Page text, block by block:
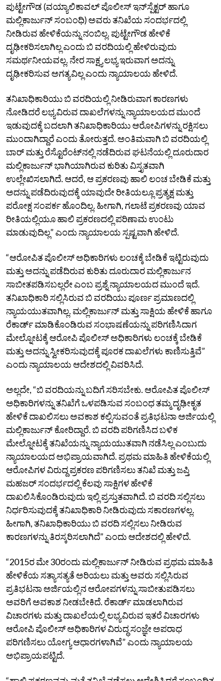
ಪುಟ್ಟೇಗೌಡ (ವಯ್ಯಾಲಿಕಾವಲ್‌ ಪೊಲೀಸ್‌ ಇನ್‌ಸ್ಪೆಕ್ಟರ್‌ ಹಾಗೂ
ಮಲ್ಲಿಕಾರ್ಜುನ್‌ ಸಂಬಂಧಿ) ಅವರು ತನಿಖೆಯ ಸಂದರ್ಭದಲ್ಲಿ
ನೀಡಿರುವ ಹೇಳಿಕೆಯನ್ನು ನಂಬಿಲ್ಲ. ಪುಟ್ಟೇಗೌಡ ಹೇಳಿಕೆ
ದೃಢೀಕರಿಸಲಾಗಿಲ್ಲ ಎಂದು ಬಿ ವರದಿಯಲ್ಲಿ ಹೇಳಿರುವುದು
ಸಮರ್ಥನೀಯವಲ್ಲ. ನೇರ ಸಾಕ್ಷ್ಯ ಲಭ್ಯ ಇರುವಾಗ ಅದನ್ನು
ದೃಢೀಕರಿಸುವ ಅಗತ್ಯವಿಲ್ಲ ಎಂದು ನ್ಯಾಯಾಲಯ ಹೇಳಿದೆ.
ತನಿಖಾಧಿಕಾರಿಯು ಬಿ ವರದಿಯಲ್ಲಿ ನೀಡಿರುವಾಗ ಕಾರಣಗಳು
ನೋಡಿದರೆ ಲಭ್ಯವಿರುವ ದಾಖಲೆಗಳನ್ನು ನ್ಯಾಯಾಲಯದ ಮುಂದೆ
ಇಡುವುದಕ್ಕೆ ಬದಲಾಗಿ ತನಿಖಾಧಿಕಾರಿಯು ಆರೋಪಿಗಳನ್ನು ರಕ್ಷಿಸಲು
ಮುಂದಾಗಿದ್ದಾರೆ ಎಂದು ತೋರುತ್ತದೆ. ಅಂತಿಮವಾಗಿ ಬಿ ವರದಿಯಲ್ಲಿ
ಬಾರ್‌ ಮತ್ತು ರೆಸ್ಟೊರೆಂಟ್‌ನಲ್ಲಿ ನಡೆದಿರುವ ಘಟನೆಯಲ್ಲಿ ದೂರುದಾರ
ಮಲ್ಲಿಕಾರ್ಜುನ್‌ ಭಾಗಿಯಾಗಿರುವ ಕುರಿತು ವಿಸ್ತೃತವಾಗಿ
ಉಲ್ಲೇಖಿಸಲಾಗಿದೆ. ಆದರೆ, ಆ ಪ್ರಕರಣವು ಹಾಲಿ ಲಂಚ ಬೇಡಿಕೆ ಮತ್ತು
ಅದನ್ನು ಪಡೆದಿರುವುದಕ್ಕೆ ಯಾವುದೇ ರೀತಿಯಲ್ಲೂ ಪ್ರತ್ಯಕ್ಷ ಮತ್ತು
ಪರೋಕ್ಷ ಸಂಪರ್ಕ ಹೊಂದಿಲ್ಲ. ಹೀಗಾಗಿ, ಗಲಾಟೆ ಪ್ರಕರಣವು ಯಾವ
ರೀತಿಯಲ್ಲಿಯೂ ಹಾಲಿ ಪ್ರಕರಣದಲ್ಲಿ ಪರಿಣಾಮ ಉಂಟು
ಮಾಡುವುದಿಲ್ಲ” ಎಂದು ನ್ಯಾಯಾಲಯ ಸ್ಪಷ್ಟವಾಗಿ ಹೇಳಿದೆ.
“ಆರೋಪಿತ ಪೊಲೀಸ್‌ ಅಧಿಕಾರಿಗಳು ಲಂಚಕ್ಕೆ ಬೇಡಿಕೆ ಇಟ್ಟಿರುವುದು
ಮತ್ತು ಅದನ್ನು ಪಡೆದಿರುವ ಕುರಿತು ದೂರುದಾರ ಮಲ್ಲಿಕಾರ್ಜುನ
ಸಾಬೀತಪಡಿಸಬಲ್ಲರೇ ಎಂಬ ಪ್ರಶ್ನೆ ನ್ಯಾಯಾಲಯದ ಮುಂದೆ ಇದೆ.
ತನಿಖಾಧಿಕಾರಿ ಸಲ್ಲಿಸಿರುವ ಬಿ ವರದಿಯು ಪೂರ್ಣ ಪ್ರಮಾಣದಲ್ಲಿ
ನ್ಯಾಯಯುತವಾಗಿಲ್ಲ. ಮಲ್ಲಿಕಾರ್ಜುನ್‌ ಮತ್ತು ಸಾಕ್ಷಿಯ ಹೇಳಿಕೆ ಹಾಗೂ
ರೆಕಾರ್ಡ್‌ ಮಾಡಿಕೊಂಡಿರುವ ಸಂಭಾಷಣೆಯನ್ನು ಪರಿಗಣಿಸಿದಾಗ
ಮೇಲ್ನೋಟಕ್ಕೆ ಆರೋಪಿ ಪೊಲೀಸ್‌ ಅಧಿಕಾರಿಗಳು ಲಂಚಕ್ಕೆ ಬೇಡಿಕೆ
ಮತ್ತು ಅದನ್ನು ಸ್ವೀಕರಿಸುವುದಕ್ಕೆ ಪೂರಕ ದಾಖಲೆಗಳು ಕಾಣಿಸುತ್ತಿವೆ”
ಎಂದು ನ್ಯಾಯಾಲಯ ಆದೇಶದಲ್ಲಿ ವಿವರಿಸಿದೆ.
ಅಲ್ಲದೇ, “ಬಿ ವರದಿಯನ್ನು ಬದಿಗೆ ಸರಿಸಬೇಕು. ಆರೋಪಿತ ಪೊಲೀಸ್‌
ಅಧಿಕಾರಿಗಳನ್ನು ತನಿಖೆಗೆ ಒಳಪಡಿಸುವ ಸಂಬಂಧ ತಮ್ಮ ದೃಢೀಕೃತ
ಹೇಳಿಕೆ ದಾಖಲಿಸಲು ಅವಕಾಶ ಕಲ್ಪಿಸುವಂತೆ ಪ್ರತಿಭಟನಾ ಅರ್ಜಿಯಲ್ಲಿ
ಮಲ್ಲಿಕಾರ್ಜುನ್‌ ಕೋರಿದ್ದಾರೆ. ಬಿ ವರದಿ ಪರಿಗಣಿಸಿದ ಬಳಿಕ
ಮೇಲ್ನೋಟಕ್ಕೆ ತನಿಖೆಯನ್ನು ನ್ಯಾಯಯುತವಾಗಿ ನಡೆಸಿಲ್ಲ ಎಂಬುದು
ನ್ಯಾಯಾಲಯದ ಅಭಿಪ್ರಾಯವಾಗಿದೆ. ಪ್ರಥಮ ಮಾಹಿತಿ ಹೇಳಿಕೆಯಲ್ಲಿ
ಆರೋಪಿಗಳ ವಿರುದ್ದ ಪ್ರಕರಣ ಪರಿಗಣಿಸಲು ತನಿಖೆ ಮತ್ತು ಜಪ್ತಿ
ಮಹಜರ್‌ ಸಂದರ್ಭದಲ್ಲಿ ಕೆಲವು ಸಾಕ್ಷಿಗಳ ಹೇಳಿಕೆ
ದಾಖಲಿಸಿಕೊಂಡಿರುವುದು ಇಲ್ಲಿ ಪ್ರಸ್ತುತವಾಗಿದೆ. ಬಿ ವರದಿ ಸಲ್ಲಿಸಲು
ನಿರ್ಧರಿಸುವುದಕ್ಕೆ ತನಿಖಾಧಿಕಾರಿ ನೀಡಿರುವುದು ಸಕಾರಣಗಳಲ್ಲ.
ಹೀಗಾಗಿ, ತನಿಖಾಧಿಕಾರಿಯು ಬಿ ವರದಿ ಸಲ್ಲಿಸಲು ನೀಡಿರುವ
ಕಾರಣಗಳನ್ನು ತಿರಸ್ಕರಿಸಲಾಗಿದೆ” ಎಂದು ಆದೇಶದಲ್ಲಿ ಹೇಳಿದೆ.
“2015ರ ಮೇ 30ರಂದು ಮಲ್ಲಿಕಾರ್ಜುನ್‌ ನೀಡಿರುವ ಪ್ರಥಮ ಮಾಹಿತಿ
ಹೇಳಿಕೆಯ ಸತ್ಯಾಸತ್ಯತೆ ಅರಿಯಲು ಮತ್ತು ಅವರು ಸಲ್ಲಿಸಿರುವ
ಪ್ರತಿಭಟನಾ ಅರ್ಜಿಯಲ್ಲಿನ ಆರೋಪಗಳನ್ನು ಸಾಬೀತುಪಡಿಸಲು
ಅವರಿಗೆ ಅವಕಾಶ ನೀಡಬೇಕಿದೆ. ರೆಕಾರ್ಡ್‌ ಮಾಡಲಾಗಿರುವ
ವಿಚಾರಗಳು ಮತ್ತು ದಾಖಲೆಯಲ್ಲಿ ಲಭ್ಯವಿರುವ ಇತರೆ ವಿಚಾರಗಳು
ಆರೋಪಿ ಪೊಲೀಸ್‌ ಅಧಿಕಾರಿಗಳ ವಿರುದ್ಧ ಸಂಜ್ಞೇ ಅಪರಾಧ
ಪರಿಗಣಿಸಲು ಯೋಗ್ಯ ಆಧಾರಗಳಾಗಿವೆ” ಎಂದು ನ್ಯಾಯಾಲಯ
ಅಭಿಪ್ರಾಯಪಟ್ಟಿದೆ.